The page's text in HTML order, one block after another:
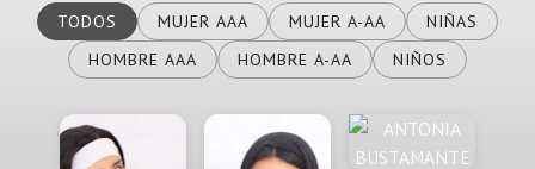
TODOS MUJER AAA MUJER A-AA
NIÑAS
HOMBRE AAA
HOMBRE A-AA NIÑOS